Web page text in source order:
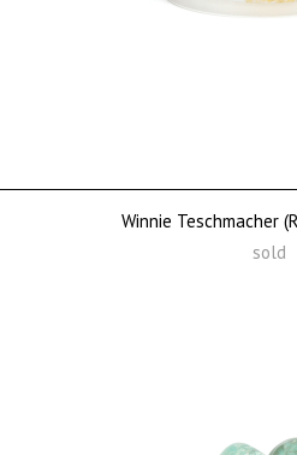
Winnie Teschmacher
sold